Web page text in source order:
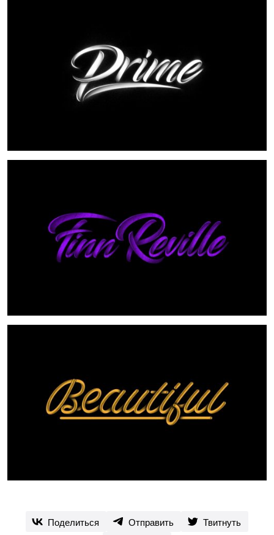
Поделиться Отправить
Твитнуть